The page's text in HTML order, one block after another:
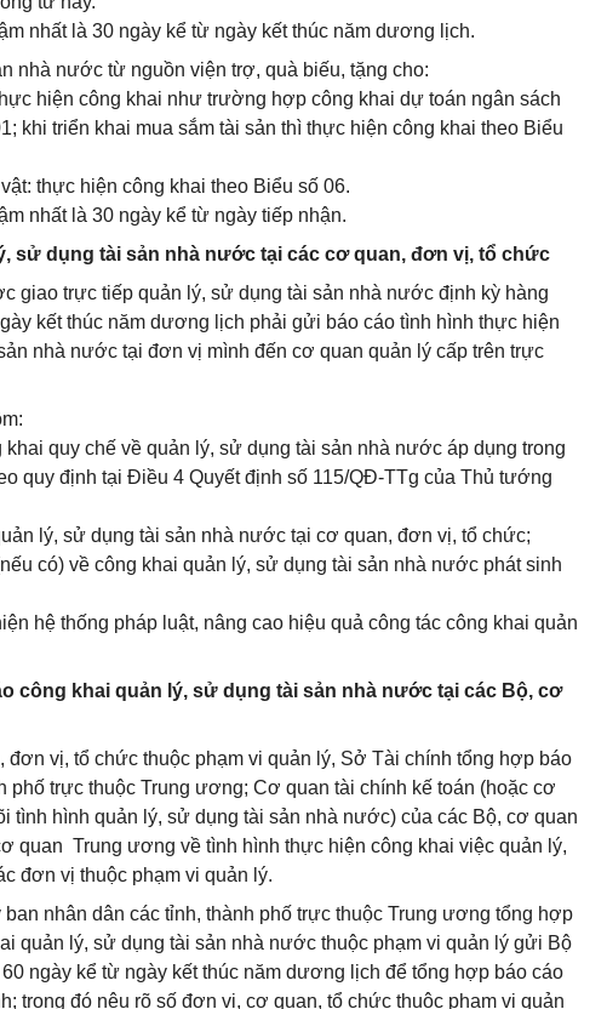
nhất là 30 ngày kể từ ngày kết thúc năm dương lịch.
nhà nước từ nguồn viện trợ, quà biếu, tặng cho:
hiện công khai như trường hợp công khai dự toán ngân sách
khi triển khai mua sắm tài sản thì thực hiện công khai theo Biểu
thực hiện công khai theo Biểu số 06.
nhất là 30 ngày kể từ ngày tiếp nhận.
sử dụng tài sản nhà nước tại các cơ quan, đơn vị, tổ chức
giao trực tiếp quản lý, sử dụng tài sản nhà nước định kỳ hàng
kết thúc năm dương lịch phải gửi báo cáo tình hình thực hiện
nhà nước tại đơn vị mình đến cơ quan quản lý cấp trên trực
quy chế về quản lý, sử dụng tài sản nhà nước áp dụng trong
quy định tại Điều 4 Quyết định số 115/QĐ-TTg của Thủ tướng
lý, sử dụng tài sản nhà nước tại cơ quan, đơn vị, tổ chức;
có) về công khai quản lý, sử dụng tài sản nhà nước phát sinh
hệ thống pháp luật, nâng cao hiệu quả công tác công khai quản
công khai quản lý, sử dụng tài sản nhà nước tại các Bộ, cơ
đơn vị, tổ chức thuộc phạm vi quản lý, Sở Tài chính tổng hợp báo
phố trực thuộc Trung ương; Cơ quan tài chính kế toán (hoặc cơ
tình hình quản lý, sử dụng tài sản nhà nước) của các Bộ, cơ quan
quan Trung ương về tình hình thực hiện công khai việc quản lý,
đơn vị thuộc phạm vi quản lý.
nhân dân các tỉnh, thành phố trực thuộc Trung ương tổng hợp
quản lý, sử dụng tài sản nhà nước thuộc phạm vi quản lý gửi Bộ
ngày kể từ ngày kết thúc năm dương lịch để tổng hợp báo cáo
trong đó nêu rõ số đơn vị, cơ quan, tổ chức thuộc phạm vi quản